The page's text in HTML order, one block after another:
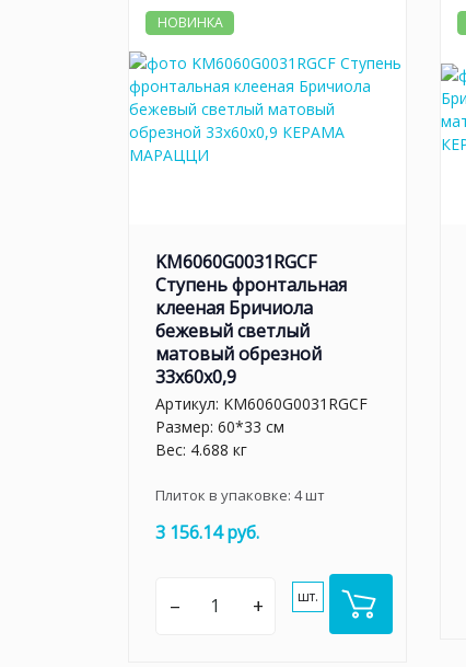
НОВИНКА
KM6060G0031RGCF
Ступень фронтальная
клееная Бричиола
бежевый светлый
матовый обрезной
33x60x0,9
Артикул: KM6060G0031RGCF
Размер: 60*33 см
Вес: 4.688 кг
Плиток в упаковке: 4шт
3 156.14 руб.
– + шт.